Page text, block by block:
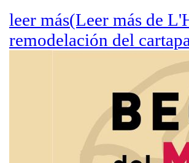
leer más(Leer más de
remodelación del